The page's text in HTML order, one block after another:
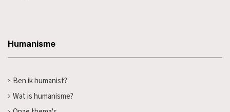
Humanisme
Ben ik humanist?
Wat is humanisme?